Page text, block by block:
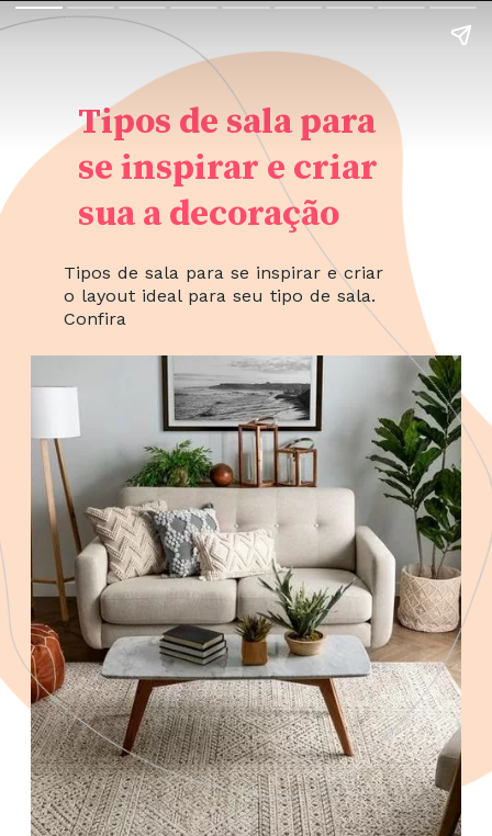
Tipos de sala para se inspirar e criar
o layout ideal para seu tipo de sala.
Confira
Tipos de sala para
se inspirar e criar
sua a decoração